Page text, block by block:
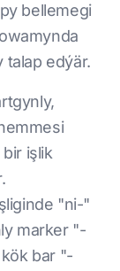
bellemegi
talap edýär.
işlik
"ni-"
marker "-
bar "-